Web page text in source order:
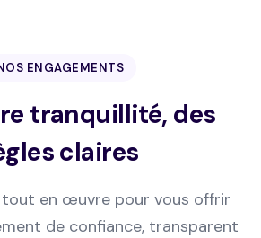
ENGAGEMENTS
tranquillité, des
claires
en œuvre pour vous offrir
de confiance, transparent